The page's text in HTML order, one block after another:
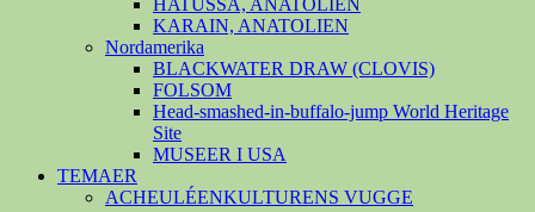
KARAIN, ANATOLIEN
Nordamerika
BLACKWATER DRAW (CLOVIS)
FOLSOM
Head-smashed-in-buffalo-jump World Heritage
Site
MUSEER I USA
TEMAER
ACHEULÉENKULTURENS VUGGE